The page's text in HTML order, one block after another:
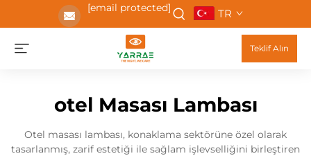
[email protected] TR
Teklif Alın
otel Masası Lambası
Otel masası lambası, konaklama sektörüne özel olarak
tasarlanmış, zarif estetiği ile sağlam işlevselliğini birleştiren